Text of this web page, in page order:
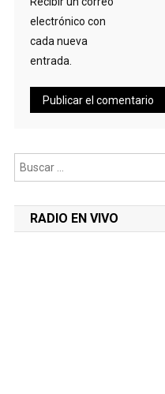
electrónico con
cada nueva
entrada.
RADIO EN VIVO